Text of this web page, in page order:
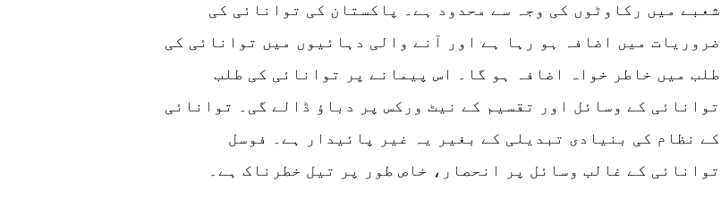
شعبے میں رکاوٹوں کی وجہ سے محدود ہے۔ پاکستان کی توانائی کی
ضروریات میں اضافہ ہو رہا ہے اور آنے والی دہائیوں میں توانائی کی
طلب میں خاطر خواہ اضافہ ہو گا۔ اس پیمانے پر توانائی کی طلب
توانائی کے وسائل اور تقسیم کے نیٹ ورکس پر دباؤ ڈالے گی۔ توانائی
کے نظام کی بنیادی تبدیلی کے بغیر یہ غیر پائیدار ہے۔ فوسل
توانائی کے غالب وسائل پر انحصار، خاص طور پر تیل خطرناک ہے۔